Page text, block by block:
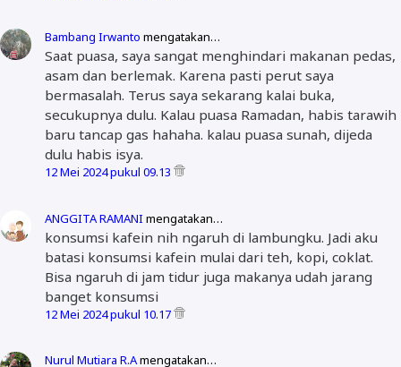
Bambang Irwanto mengatakan…
Saat puasa, saya sangat menghindari makanan pedas,
asam dan berlemak. Karena pasti perut saya
bermasalah. Terus saya sekarang kalai buka,
secukupnya dulu. Kalau puasa Ramadan, habis tarawih
baru tancap gas hahaha. kalau puasa sunah, dijeda
dulu habis isya.
12 Mei 2024 pukul 09.13
ANGGITA RAMANI mengatakan…
konsumsi kafein nih ngaruh di lambungku. Jadi aku
batasi konsumsi kafein mulai dari teh, kopi, coklat.
Bisa ngaruh di jam tidur juga makanya udah jarang
banget konsumsi
12 Mei 2024 pukul 10.17
Nurul Mutiara R.Amengatakan…